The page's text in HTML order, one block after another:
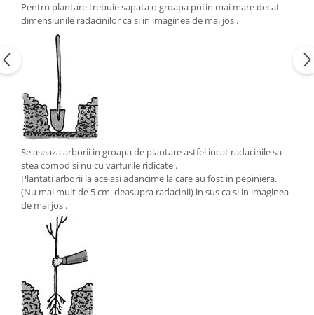
Pentru plantare trebuie sapata o groapa putin mai mare decat
dimensiunile radacinilor ca si in imaginea de mai jos .
Se aseaza arborii in groapa de plantare astfel incat radacinile sa
stea comod si nu cu varfurile ridicate .
Plantati arborii la aceiasi adancime la care au fost in pepiniera.
(Nu mai mult de 5 cm. deasupra radacinii) in sus ca si in imaginea
de mai jos .